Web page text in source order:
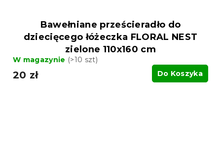
Bawełniane prześcieradło do
dziecięcego łóżeczka FLORAL NEST
zielone 110x160 cm
W magazynie (>10 szt)
20 zł Do Koszyka